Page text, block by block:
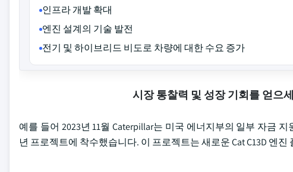
인프라 개발 확대
엔진 설계의 기술 발전
전기 및 하이브리드 비도로 차량에 대한 수요 증가
시장 통찰력 및 성장 기회를 얻으
예를 들어 2023년 11월 Caterpillar는 미국 에너지부의 일부 자금
년 프로젝트에 착수했습니다. 이 프로젝트는 새로운 Cat C13D 엔